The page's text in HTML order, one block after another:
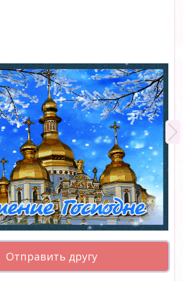
Отправить другу